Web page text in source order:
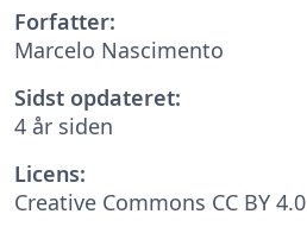
Forfatter:
Marcelo Nascimento
Sidst opdateret:
4 år siden
Licens:
Creative Commons CC BY 4.0